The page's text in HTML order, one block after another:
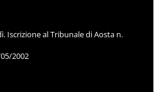
Iscrizione al Tribunale di Aosta n.
2002